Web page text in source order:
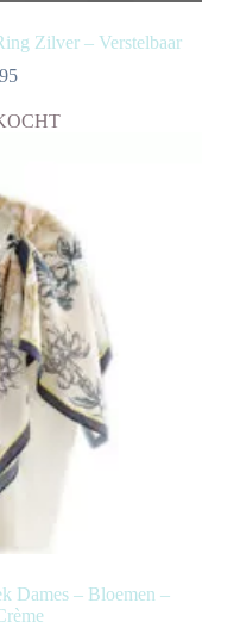
Zilver – Verstelbaar
Dames – Bloemen –